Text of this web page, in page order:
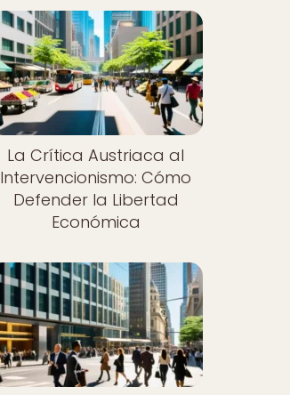
La Crítica Austriaca al
Intervencionismo: Cómo
Defender la Libertad
Económica